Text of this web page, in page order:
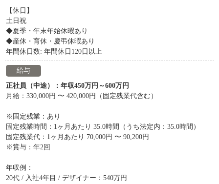
【休日】
土日祝
◆夏季・年末年始休暇あり
◆産休・育休・慶弔休暇あり
年間休日数: 年間休日120日以上
給与
正社員（中途）：年収450万円～600万円
月給：330,000円 〜 420,000円（固定残業代含む）
※固定残業：あり
固定残業時間：1ヶ月あたり 35.0時間（うち法定内：35.0時間）
固定残業代：1ヶ月あたり 70,000円 〜 90,200円
※賞与：年2回
年収例：
20代 / 入社4年目 / デザイナー：540万円